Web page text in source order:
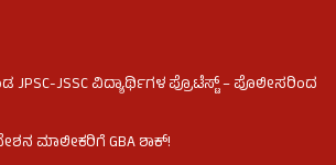
JPSC-JSSC ವಿದ್ಯಾರ್ಥಿಗಳ ಪ್ರೊಟೆಸ್ಟ್ – ಪೊಲೀಸರಿಂದ
ಮಾಲೀಕರಿಗೆ GBA ಶಾಕ್!